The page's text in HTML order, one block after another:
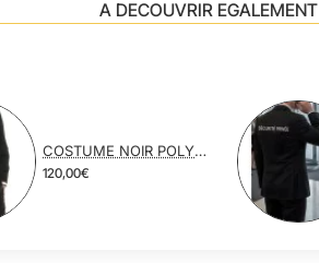
A DECOUVRIR EGALEMENT
COSTUME NOIR POLYESTER VISCOSE
120,00€